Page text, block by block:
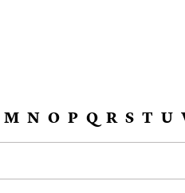
M N O P Q R S T U